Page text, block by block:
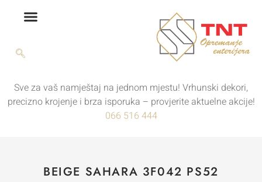
Sve za vaš namještaj na jednom mjestu! Vrhunski dekori,
precizno krojenje i brza isporuka – provjerite aktuelne akcije!
066 516 444
BEIGE SAHARA 3F042 PS52